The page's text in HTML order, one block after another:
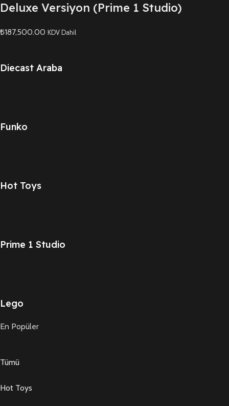
Deluxe Versiyon (Prime 1 Studio)
₺187,500.00 KDV Dahil
Diecast Araba
Funko
Hot Toys
Prime 1 Studio
Lego
En Popüler
Tümü
Hot Toys